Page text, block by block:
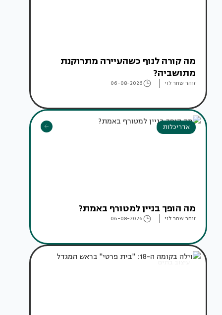
מה קורה לנוף כשהעיירה מתרוקנת
מתושביה?
זוהר שחר לוי 06-08-2026
אדריכלות
מה הופך בניין למטורף באמת?
זוהר שחר לוי 06-08-2026
עיצוב בתים